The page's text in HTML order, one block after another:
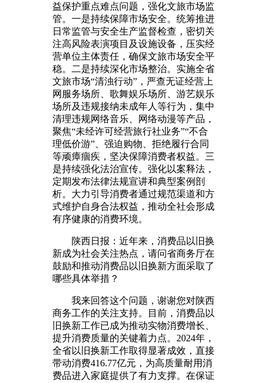
益保护重点难点问题，强化文旅市场监
管。一是持续保障市场安全。统筹推进
日常监管与安全生产监督检查，密切关
注高风险表演项目及设施设备，压实经
营单位主体责任，确保文旅市场安全平
稳。二是持续深化市场整治。实施全省
文旅市场“清浊行动”，严查无证经营上
网服务场所、歌舞娱乐场所、游艺娱乐
场所及违规接纳未成年人等行为，集中
清理违规网络音乐、网络动漫等产品，
聚焦“未经许可经营旅行社业务”“不合
理低价游”、强迫购物、拒绝履行合同
等顽瘴痼疾，坚决保障消费者权益。三
是持续强化法治宣传。强化以案释法，
定期发布法律法规宣讲和典型案例剖
析。大力引导消费者通过规范渠道和方
式维护自身合法权益，推动全社会形成
有序健康的消费环境。
陕西日报：近年来，消费品以旧换
新成为社会关注热点，请问省商务厅在
鼓励和推动消费品以旧换新方面采取了
哪些具体举措？
我来回答这个问题，谢谢您对陕西
商务工作的关注支持。目前，消费品以
旧换新工作已成为推动实物消费增长、
提升消费质量的关键着力点。2024年，
全省以旧换新工作取得显著成效，直接
带动消费416.77亿元，为高质量耐用消
费品进入家庭提供了有力支撑。在保证